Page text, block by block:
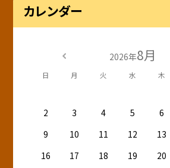
カレンダー
2026年8月
日 月 火 水 木
2
3 4 5 6
9
10 11 12 13
16
17 18 19 20